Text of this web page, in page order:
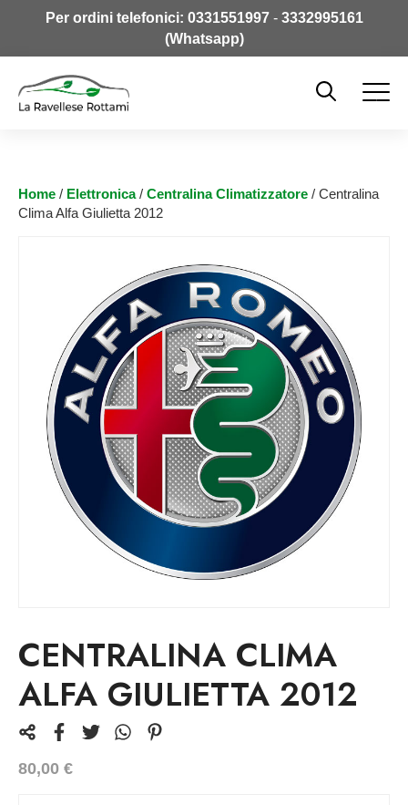
Per ordini telefonici: 0331551997- 3332995161
(Whatsapp)
Home / Elettronica/ Centralina Climatizzatore / Centralina
Clima Alfa Giulietta 2012
CENTRALINA CLIMA
ALFA GIULIETTA 2012
80,00 €